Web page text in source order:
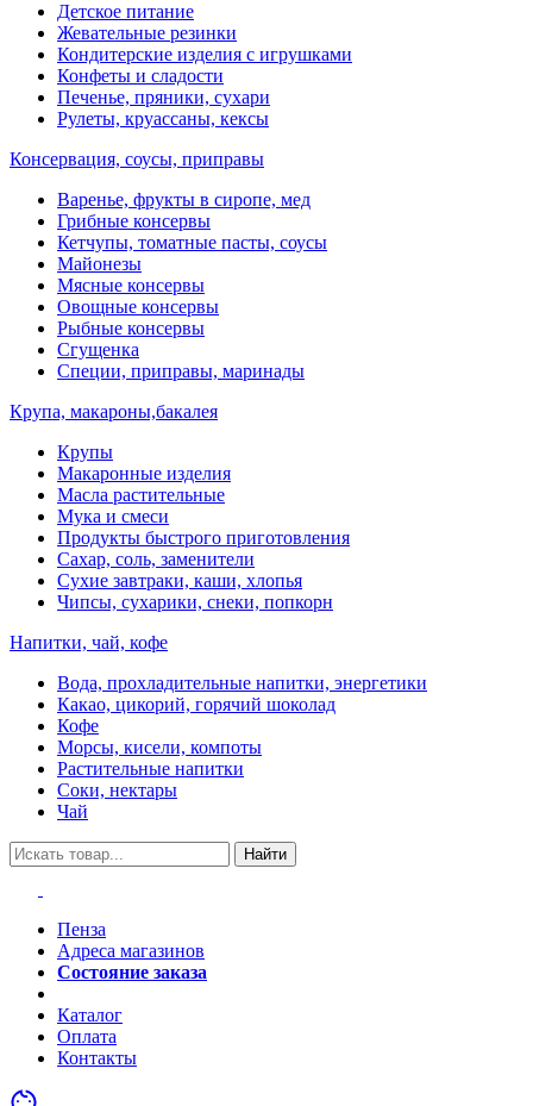
Детское питание
Жевательные резинки
Кондитерские изделия с игрушками
Конфеты и сладости
Печенье, пряники, сухари
Рулеты, круассаны, кексы
Консервация, соусы, приправы
Варенье, фрукты в сиропе, мед
Грибные консервы
Кетчупы, томатные пасты, соусы
Майонезы
Мясные консервы
Овощные консервы
Рыбные консервы
Сгущенка
Специи, приправы, маринады
Крупа, макароны,бакалея
Крупы
Макаронные изделия
Масла растительные
Мука и смеси
Продукты быстрого приготовления
Сахар, соль, заменители
Сухие завтраки, каши, хлопья
Чипсы, сухарики, снеки, попкорн
Напитки, чай, кофе
Вода, прохладительные напитки, энергетики
Какао, цикорий, горячий шоколад
Кофе
Морсы, кисели, компоты
Растительные напитки
Соки, нектары
Чай
Найти
Пенза
Адреса магазинов
Состояние заказа
Каталог
Оплата
Контакты